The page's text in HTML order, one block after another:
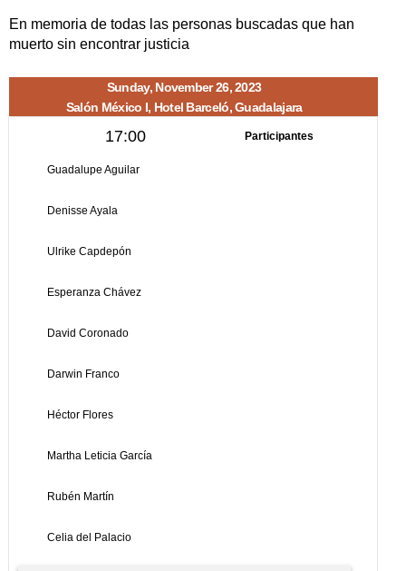
En memoria de todas las personas buscadas que han
muerto sin encontrar justicia
Sunday, November 26, 2023
Salón México I, Hotel Barceló, Guadalajara
17:00 Participantes
Guadalupe Aguilar
Denisse Ayala
Ulrike Capdepón
Esperanza Chávez
David Coronado
Darwin Franco
Héctor Flores
Martha Leticia García
Rubén Martín
Celia del Palacio